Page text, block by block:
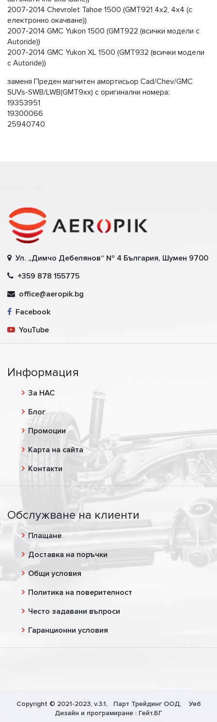
2007-2014 Chevrolet Tahoe 1500 (GMT921 4x2, 4x4 (с
електронно окачване))
2007-2014 GMC Yukon 1500 (GMT922 (всички модели с
Autoride))
2007-2014 GMC Yukon XL 1500 (GMT932 (всички модели
с Autoride))
заменя Преден магнитен амортисьор Cad/Chev/GMC
SUVs-SWB/LWB(GMT9xx) с оригинални номера:
19353951
19300066
25940740
Ул. „Димчо Дебелянов“ № 4 България, Шумен 9700
+359 878 155775
office@aeropik.bg
Facebook
YouTube
Информация
За НАС
Блог
Промоции
Карта на сайта
Контакти
Обслужване на клиенти
Плащане
Доставка на поръчки
Общи условия
Политика на поверителност
Често задавани въпроси
Гаранционни условия
Copyright © 2021-2023, v.3.1, Парт Трейдинг ООД, Уеб
Дизайн и програмиране : Гейт.БГ